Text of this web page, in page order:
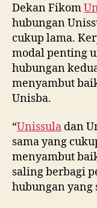
Dekan Fikom
hubungan
cukup lama.
modal penting
hubungan
menyambut
Unisba.
“Unissula dan
sama yang
menyambut
saling berbagi
hubungan yang